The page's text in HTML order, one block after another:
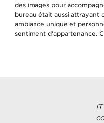
des images pour
bureau était aussi attrayant
ambiance unique et
sentiment d'appartenance.